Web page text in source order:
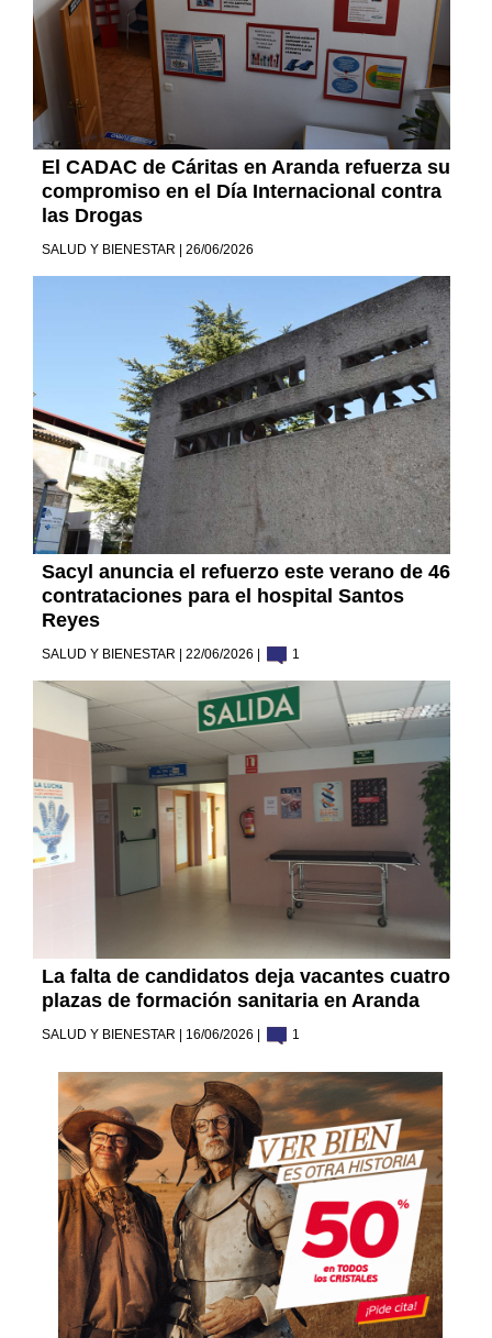
El CADAC de Cáritas en Aranda refuerza su
compromiso en el Día Internacional contra
las Drogas
SALUD Y BIENESTAR | 26/06/2026
Sacyl anuncia el refuerzo este verano de 46
contrataciones para el hospital Santos
Reyes
SALUD Y BIENESTAR | 22/06/2026 | 1
La falta de candidatos deja vacantes cuatro
plazas de formación sanitaria en Aranda
SALUD Y BIENESTAR | 16/06/2026 | 1